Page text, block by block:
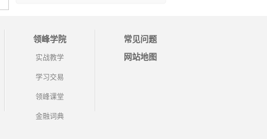
领峰学院
实战教学
学习交易
领峰课堂
金融词典
常见问题
网站地图